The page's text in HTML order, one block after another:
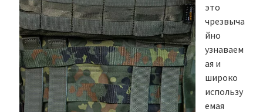
это
чрезвыча
йно
узнаваем
ая и
широко
использу
емая